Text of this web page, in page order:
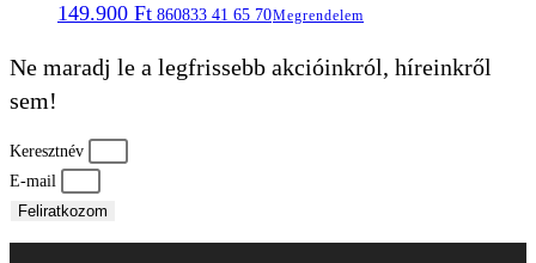
149.900 Ft 860833 41 65 70Megrendelem
Ne maradj le a legfrissebb akcióinkról, híreinkről
sem!
Keresztnév
E-mail
Feliratkozom